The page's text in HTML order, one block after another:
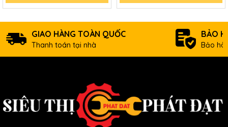
GIAO HÀNG TOÀN QUỐC
Thanh toán tại nhà
BẢO
Bảo